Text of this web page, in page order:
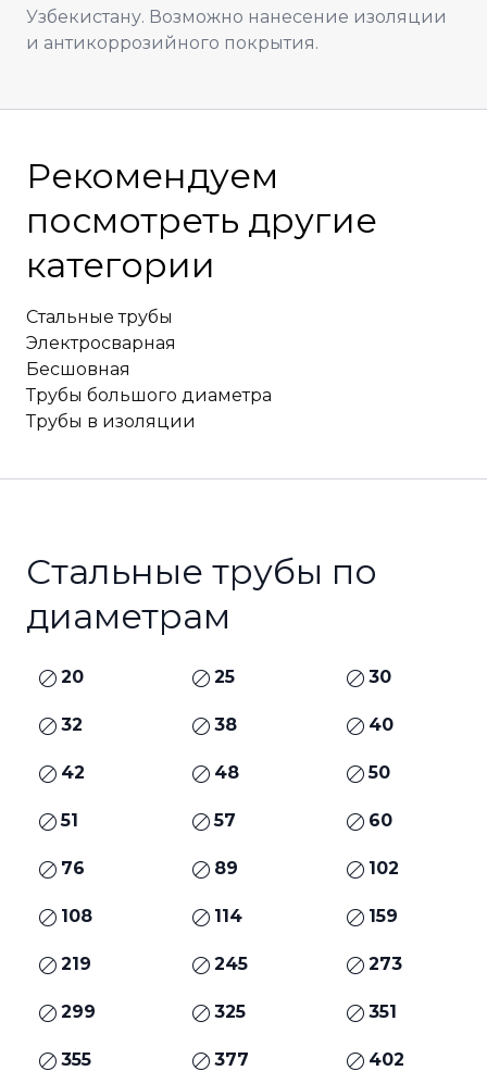
Узбекистану. Возможно нанесение изоляции
и антикоррозийного покрытия.
Рекомендуем
посмотреть другие
категории
Стальные трубы
Электросварная
Бесшовная
Трубы большого диаметра
Трубы в изоляции
Стальные трубы по
диаметрам
20 25 30
32 38 40
42 48 50
51 57 60
76 89 102
108 114 159
219 245 273
299 325 351
355 377 402